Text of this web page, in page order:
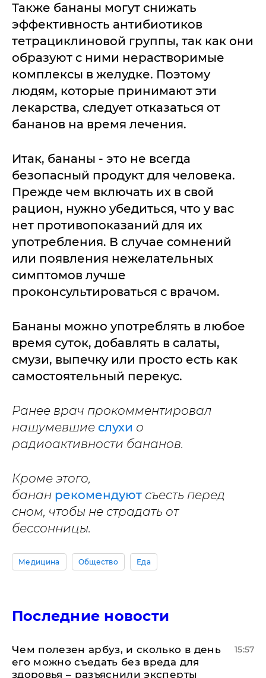
Также бананы могут снижать
эффективность антибиотиков
тетрациклиновой группы, так как они
образуют с ними нерастворимые
комплексы в желудке. Поэтому
людям, которые принимают эти
лекарства, следует отказаться от
бананов на время лечения.
Итак, бананы - это не всегда
безопасный продукт для человека.
Прежде чем включать их в свой
рацион, нужно убедиться, что у вас
нет противопоказаний для их
употребления. В случае сомнений
или появления нежелательных
симптомов лучше
проконсультироваться с врачом.
Бананы можно употреблять в любое
время суток, добавлять в салаты,
смузи, выпечку или просто есть как
самостоятельный перекус.
Ранее врач прокомментировал
нашумевшие слухи о
радиоактивности бананов.
Кроме этого,
банан рекомендуют съесть перед
сном, чтобы не страдать от
бессонницы.
Медицина Общество Еда
Последние новости
Чем полезен арбуз, и сколько в день
его можно съедать без вреда для
здоровья – разъяснили эксперты
15:57